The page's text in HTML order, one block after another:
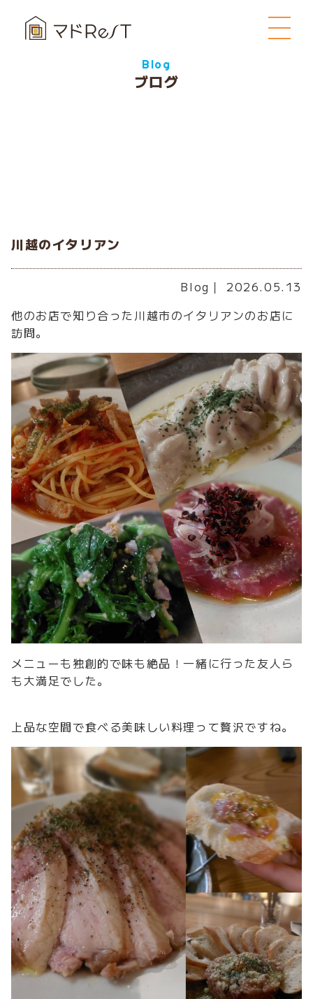
Blog
ブログ
川越のイタリアン
Blog ｜ 2026.05.13
他のお店で知り合った川越市のイタリアンのお店に
訪問。
メニューも独創的で味も絶品！一緒に行った友人ら
も大満足でした。
上品な空間で食べる美味しい料理って贅沢ですね。